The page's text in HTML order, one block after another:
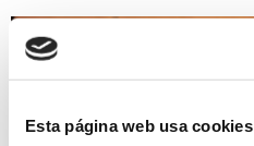
Esta página web usa cookies